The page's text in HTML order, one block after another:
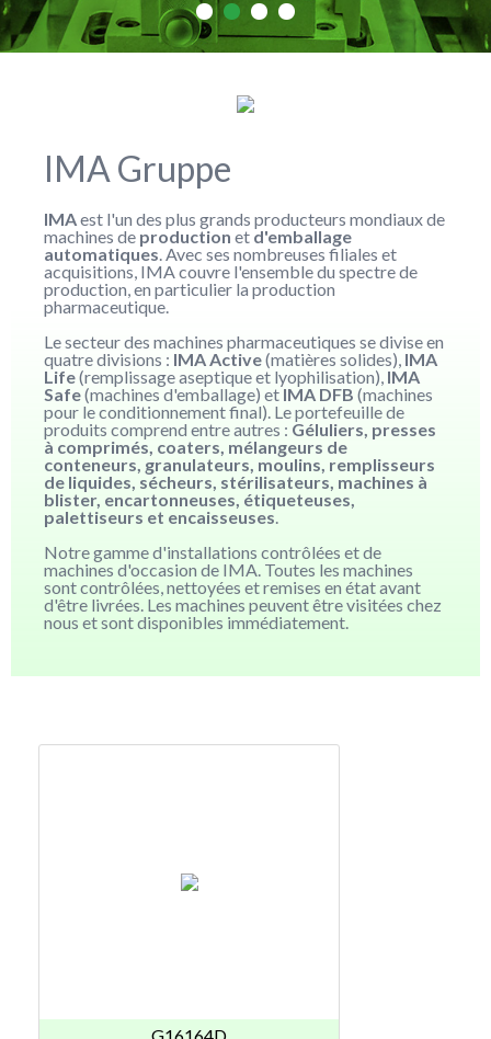
IMA Gruppe
IMAest l'un des plus grands producteurs mondiaux de
machines de production et d'emballage
automatiques . Avec ses nombreuses filiales et
acquisitions, IMA couvre l'ensemble du spectre de
production, en particulier la production
pharmaceutique.
Le secteur des machines pharmaceutiques se divise en
quatre divisions : IMA Active(matières solides), IMA
Life(remplissage aseptique et lyophilisation), IMA
Safe(machines d'emballage) etIMA DFB (machines
pour le conditionnement final). Le portefeuille de
produits comprend entre autres : Géluliers, presses
à comprimés, coaters, mélangeurs de
conteneurs, granulateurs, moulins, remplisseurs
de liquides, sécheurs, stérilisateurs, machines à
blister, encartonneuses, étiqueteuses,
palettiseurs et encaisseuses
Notre gamme d'installations contrôlées et de
machines d'occasion de IMA. Toutes les machines
sont contrôlées, nettoyées et remises en état avant
d'être livrées. Les machines peuvent être visitées chez
nous et sont disponibles immédiatement.
G16164D